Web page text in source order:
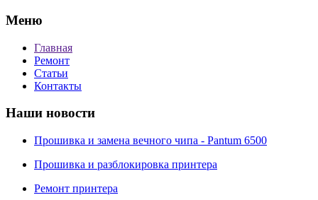
Меню
Главная
Ремонт
Статьи
Контакты
Наши новости
Прошивка и замена вечного чипа - Pantum 6500
Прошивка и разблокировка принтера
Ремонт принтера